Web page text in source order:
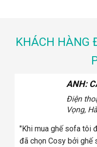
KHÁCH HÀNG
ANH:
Điện
Vọng,
"Khi mua ghế sofa tôi
đã chọn Cosy bởi